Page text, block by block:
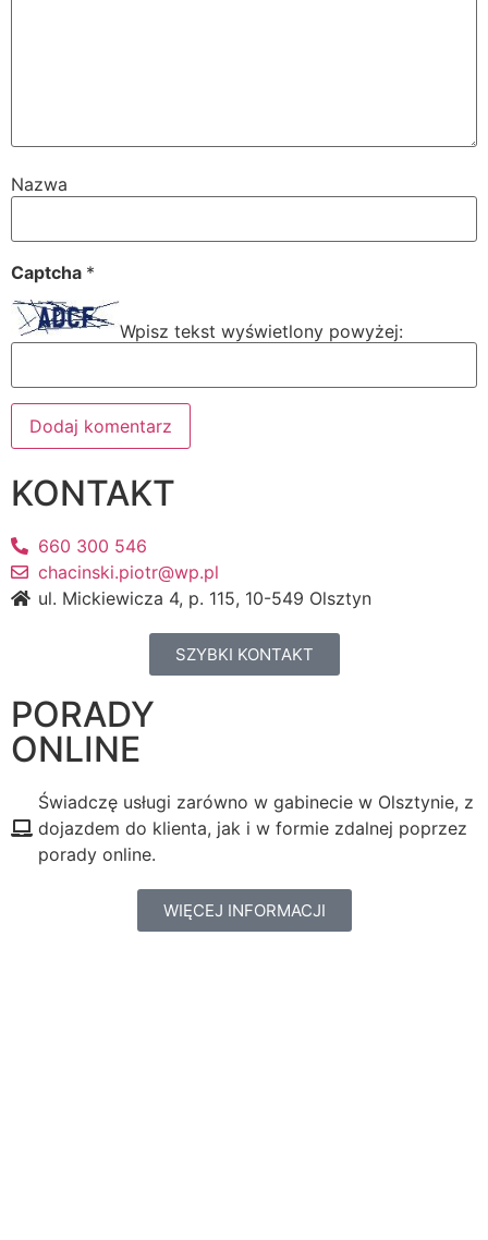
Nazwa
Captcha *
Wpisz tekst wyświetlony powyżej:
KONTAKT
660 300 546
chacinski.piotr@wp.pl
ul. Mickiewicza 4, p. 115, 10-549 Olsztyn
SZYBKI KONTAKT
PORADY
ONLINE
Świadczę usługi zarówno w gabinecie w Olsztynie, z
dojazdem do klienta, jak i w formie zdalnej poprzez
porady online.
WIĘCEJ INFORMACJI